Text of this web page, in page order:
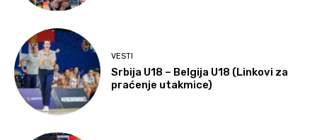
VESTI
Srbija U18 – Belgija U18 (Linkovi za
praćenje utakmice)